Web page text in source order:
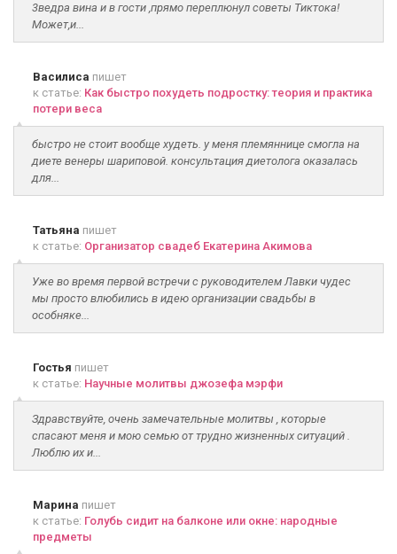
3ведра вина и в гости ,прямо переплюнул советы Тиктока!
Может,и...
Василиса пишет
к статье: Как быстро похудеть подростку: теория и практика
потери веса
быстро не стоит вообще худеть. у меня племяннице смогла на
диете венеры шариповой. консультация диетолога оказалась
для...
Татьяна пишет
к статье: Организатор свадеб Екатерина Акимова
Уже во время первой встречи с руководителем Лавки чудес
мы просто влюбились в идею организации свадьбы в
особняке...
Гостья пишет
к статье: Научные молитвы джозефа мэрфи
Здравствуйте, очень замечательные молитвы , которые
спасают меня и мою семью от трудно жизненных ситуаций .
Люблю их и...
Марина пишет
к статье: Голубь сидит на балконе или окне: народные
предметы